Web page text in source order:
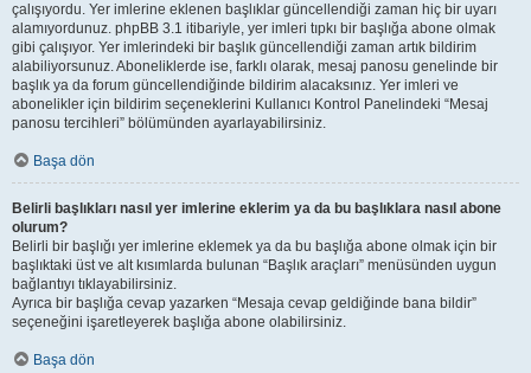
çalışıyordu. Yer imlerine eklenen başlıklar güncellendiği zaman hiç bir uyarı
alamıyordunuz. phpBB 3.1 itibariyle, yer imleri tıpkı bir başlığa abone olmak
gibi çalışıyor. Yer imlerindeki bir başlık güncellendiği zaman artık bildirim
alabiliyorsunuz. Aboneliklerde ise, farklı olarak, mesaj panosu genelinde bir
başlık ya da forum güncellendiğinde bildirim alacaksınız. Yer imleri ve
abonelikler için bildirim seçeneklerini Kullanıcı Kontrol Panelindeki “Mesaj
panosu tercihleri” bölümünden ayarlayabilirsiniz.
Başa dön
Belirli başlıkları nasıl yer imlerine eklerim ya da bu başlıklara nasıl abone
olurum?
Belirli bir başlığı yer imlerine eklemek ya da bu başlığa abone olmak için bir
başlıktaki üst ve alt kısımlarda bulunan “Başlık araçları” menüsünden uygun
bağlantıyı tıklayabilirsiniz.
Ayrıca bir başlığa cevap yazarken “Mesaja cevap geldiğinde bana bildir”
seçeneğini işaretleyerek başlığa abone olabilirsiniz.
Başa dön